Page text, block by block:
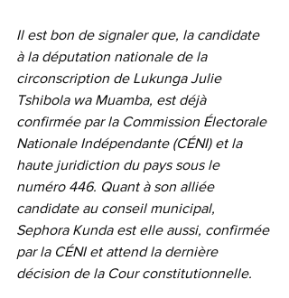
Il est bon de signaler que, la candidate
à la députation nationale de la
circonscription de Lukunga Julie
Tshibola wa Muamba, est déjà
confirmée par la Commission Électorale
Nationale Indépendante (CÉNI) et la
haute juridiction du pays sous le
numéro 446. Quant à son alliée
candidate au conseil municipal,
Sephora Kunda est elle aussi, confirmée
par la CÉNI et attend la dernière
décision de la Cour constitutionnelle.